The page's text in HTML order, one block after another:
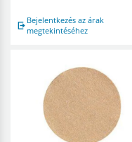
Bejelentkezés az árak
megtekintéséhez